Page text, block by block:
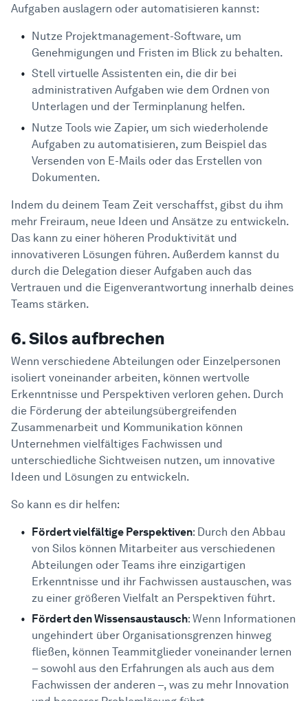
Aufgaben auslagern oder automatisieren kannst:
Nutze Projektmanagement-Software, um
Genehmigungen und Fristen im Blick zu behalten.
Stell virtuelle Assistenten ein, die dir bei
administrativen Aufgaben wie dem Ordnen von
Unterlagen und der Terminplanung helfen.
Nutze Tools wie Zapier, um sich wiederholende
Aufgaben zu automatisieren, zum Beispiel das
Versenden von E-Mails oder das Erstellen von
Dokumenten.
Indem du deinem Team Zeit verschaffst, gibst du ihm
mehr Freiraum, neue Ideen und Ansätze zu entwickeln.
Das kann zu einer höheren Produktivität und
innovativeren Lösungen führen. Außerdem kannst du
durch die Delegation dieser Aufgaben auch das
Vertrauen und die Eigenverantwortung innerhalb deines
Teams stärken.
6. Silos aufbrechen
Wenn verschiedene Abteilungen oder Einzelpersonen
isoliert voneinander arbeiten, können wertvolle
Erkenntnisse und Perspektiven verloren gehen. Durch
die Förderung der abteilungsübergreifenden
Zusammenarbeit und Kommunikation können
Unternehmen vielfältiges Fachwissen und
unterschiedliche Sichtweisen nutzen, um innovative
Ideen und Lösungen zu entwickeln.
So kann es dir helfen:
Fördert vielfältige Perspektiven: Durch den Abbau
von Silos können Mitarbeiter aus verschiedenen
Abteilungen oder Teams ihre einzigartigen
Erkenntnisse und ihr Fachwissen austauschen, was
zu einer größeren Vielfalt an Perspektiven führt.
Fördert den Wissensaustausch: Wenn Informationen
ungehindert über Organisationsgrenzen hinweg
fließen, können Teammitglieder voneinander lernen
– sowohl aus den Erfahrungen als auch aus dem
Fachwissen der anderen –, was zu mehr Innovation